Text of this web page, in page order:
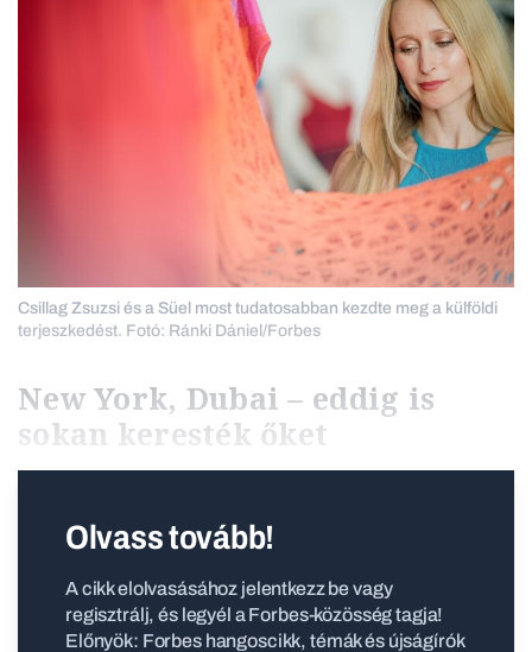
Csillag Zsuzsi és a Süel most tudatosabban kezdte meg a külföldi
terjeszkedést. Fotó: Ránki Dániel/Forbes
New York, Dubai – eddig is
sokan keresték őket
Olvass tovább!
A cikk elolvasásához jelentkezz be vagy
regisztrálj, és legyél a Forbes-közösség tagja!
Előnyök: Forbes hangoscikk, témák és újságírók